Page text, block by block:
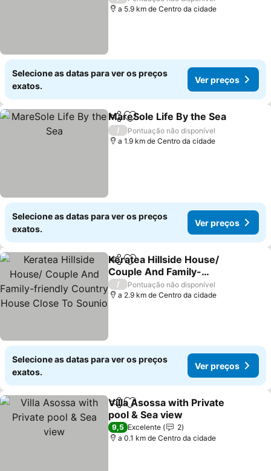
a 5.9 km de Centro da cidade
Selecione as datas para ver os preços
exatos.
Ver preços
PartilharAdicionar aos favoritos
MareSole Life By the Sea
/
Pontuação não disponível
a 1.9 km de Centro da cidade
Selecione as datas para ver os preços
exatos.
Ver preços
PartilharAdicionar aos favoritos
Keratea Hillside House/
Couple And Family-
friendly Country House
Close To Sounio
Ver preços
/
Pontuação não disponível
a 2.9 km de Centro da cidade
Selecione as datas para ver os preços
exatos.
Ver preços
PartilharAdicionar aos favoritos
Villa Asossa with Private
pool & Sea view
Ver preços
9,5 Excelente
2
a 0.1 km de Centro da cidade